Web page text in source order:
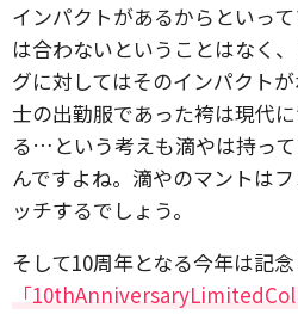
インパクトがあるからといっ
は合わないということはなく
グに対してはそのインパクト
士の出勤服であった袴は現代
る…という考えも滴やは持っ
んですよね。滴やのマントは
ッチするでしょう。
そして10周年となる今年は記
「